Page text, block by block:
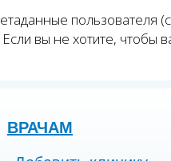
пользователя
Если вы не хотите, чтобы
ВРАЧАМ